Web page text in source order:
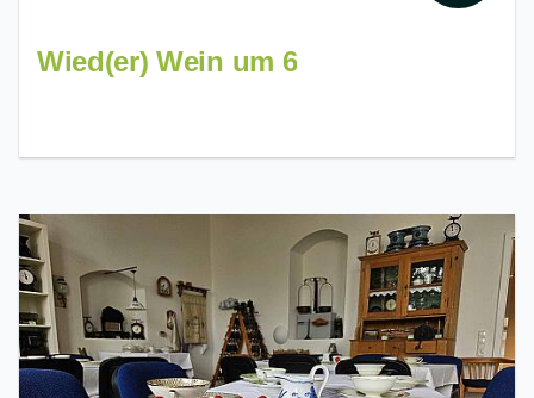
Wied(er) Wein um 6